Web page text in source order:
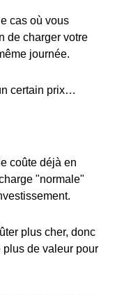
cas où vous
de charger votre
journée.
certain prix…
coûte déjà en
"normale"
plus cher, donc
plus de valeur pour